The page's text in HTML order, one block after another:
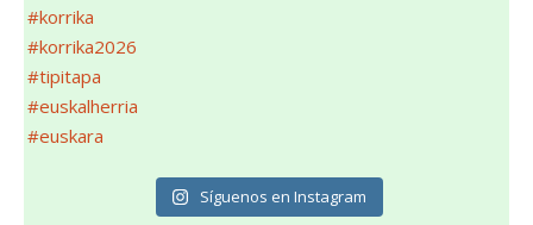
Síguenos en Instagram